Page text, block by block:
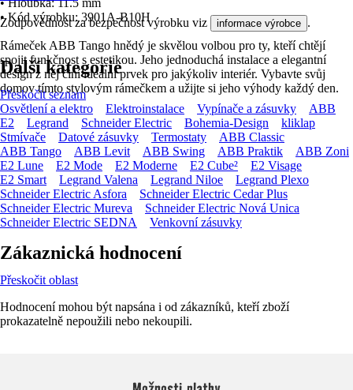
• Hloubka: 11.5 mm
• Kód výrobku: 3901A-B10H
Rámeček ABB Tango hnědý je skvělou volbou pro ty, kteří chtějí
spojit funkčnost s estetikou. Jeho jednoduchá instalace a elegantní
design z něj činí ideální prvek pro jakýkoliv interiér. Vybavte svůj
domov tímto stylovým rámečkem a užijte si jeho výhody každý den.
Zodpovědnost za bezpečnost výrobku viz informace výrobce .
Další kategorie
Přeskočit seznam
Osvětlení a elektro
Elektroinstalace Vypínače a zásuvky
ABB
E2
Legrand Schneider Electric Bohemia-Design
kliklap
Stmívače
Datové zásuvky Termostaty
ABB Classic
ABB Tango
ABB Levit ABB Swing ABB Praktik
ABB Zoni
E2 Lune
E2 Mode E2 Moderne E2 Cube²
E2 Visage
E2 Smart
Legrand Valena Legrand Niloe
Legrand Plexo
Schneider Electric Asfora
Schneider Electric Cedar Plus
Schneider Electric Mureva
Schneider Electric Nová Unica
Schneider Electric SEDNA
Venkovní zásuvky
Zákaznická hodnocení
Přeskočit oblast
Hodnocení mohou být napsána i od zákazníků, kteří zboží
prokazatelně nepoužili nebo nekoupili.